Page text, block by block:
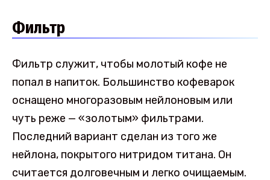
Фильтр
Фильтр служит, чтобы молотый кофе не
попал в напиток. Большинство кофеварок
оснащено многоразовым нейлоновым или
чуть реже — «золотым» фильтрами.
Последний вариант сделан из того же
нейлона, покрытого нитридом титана. Он
считается долговечным и легко очищаемым.